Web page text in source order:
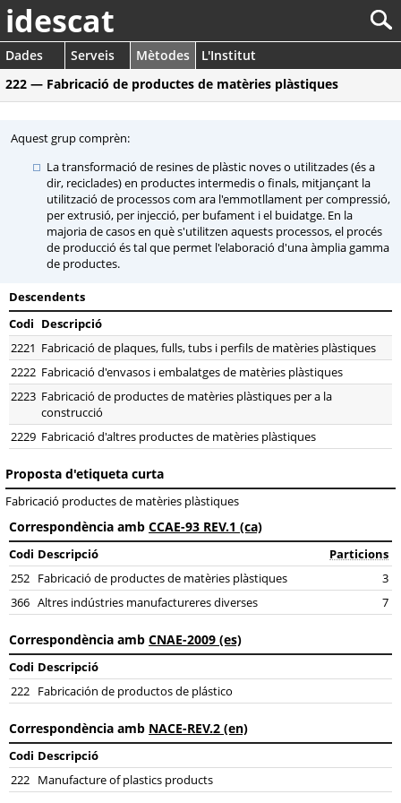
idescat
Dades Serveis Mètodes
L'Institut
222 — Fabricació de productes de matèries plàstiques
Aquest grup comprèn:
La transformació de resines de plàstic noves o utilitzades (és a
dir, reciclades) en productes intermedis o finals, mitjançant la
utilització de processos com ara l'emmotllament per compressió,
per extrusió, per injecció, per bufament i el buidatge. En la
majoria de casos en què s'utilitzen aquests processos, el procés
de producció és tal que permet l'elaboració d'una àmplia gamma
de productes.
Descendents
Codi Descripció
2221 Fabricació de plaques, fulls, tubs i perfils de matèries plàstiques
2222 Fabricació d'envasos i embalatges de matèries plàstiques
2223 Fabricació de productes de matèries plàstiques per a la
construcció
2229 Fabricació d'altres productes de matèries plàstiques
Proposta d'etiqueta curta
Fabricació productes de matèries plàstiques
Correspondència amb CCAE-93 REV.1 (ca)
Codi Descripció
Particions
252 Fabricació de productes de matèries plàstiques
3
366 Altres indústries manufactureres diverses 7
Correspondència amb CNAE-2009 (es)
Codi Descripció
222 Fabricación de productos de plástico
Correspondència amb NACE-REV.2 (en)
Codi Descripció
222 Manufacture of plastics products